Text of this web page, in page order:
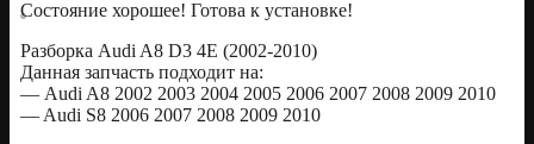
Состояние хорошее! Готова к установке!
Разборка Audi A8 D3 4E (2002-2010)
Данная запчасть подходит на:
— Audi A8 2002 2003 2004 2005 2006 2007 2008 2009 2010
— Audi S8 2006 2007 2008 2009 2010